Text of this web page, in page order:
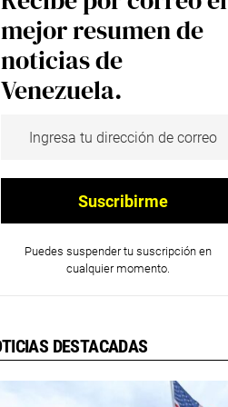
mejor resumen de
noticias de
Venezuela.
Puedes suspender tu suscripción en
cualquier momento.
DESTACADAS